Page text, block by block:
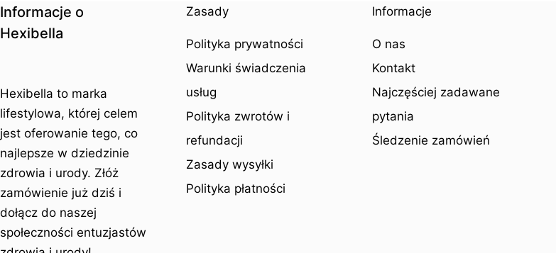
Informacje o
Hexibella
Hexibella to marka
lifestylowa, której celem
jest oferowanie tego, co
najlepsze w dziedzinie
zdrowia i urody. Złóż
zamówienie już dziś i
dołącz do naszej
społeczności entuzjastów
Zasady
Polityka prywatności
Warunki świadczenia
usług
Polityka zwrotów i
refundacji
Zasady wysyłki
Polityka płatności
Informacje
O nas
Kontakt
Najczęściej zadawane
pytania
Śledzenie zamówień